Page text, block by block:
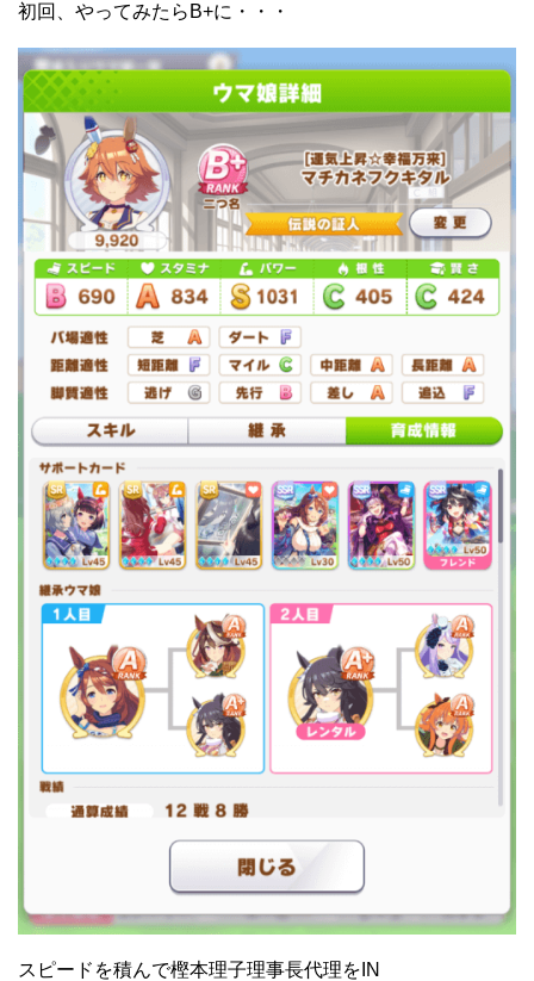
初回、やってみたらB+に・・・
スピードを積んで樫本理子理事長代理をIN